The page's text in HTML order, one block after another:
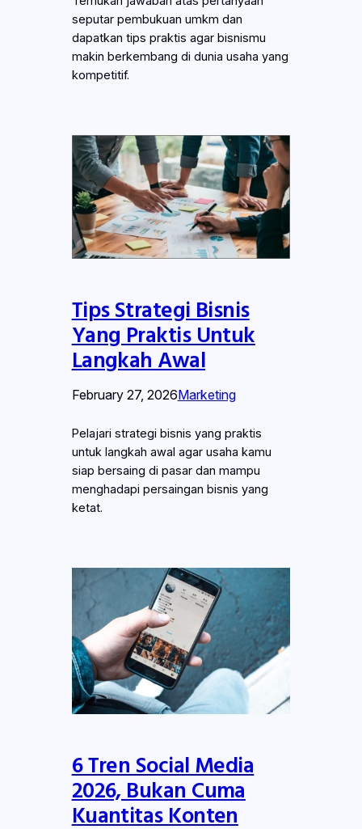
seputar pembukuan umkm dan
dapatkan tips praktis agar bisnismu
makin berkembang di dunia usaha yang
kompetitif.
Tips Strategi Bisnis
Yang Praktis Untuk
Langkah Awal
February 27, 2026Marketing
Pelajari strategi bisnis yang praktis
untuk langkah awal agar usaha kamu
siap bersaing di pasar dan mampu
menghadapi persaingan bisnis yang
ketat.
6 Tren Social Media
2026, Bukan Cuma
Kuantitas Konten